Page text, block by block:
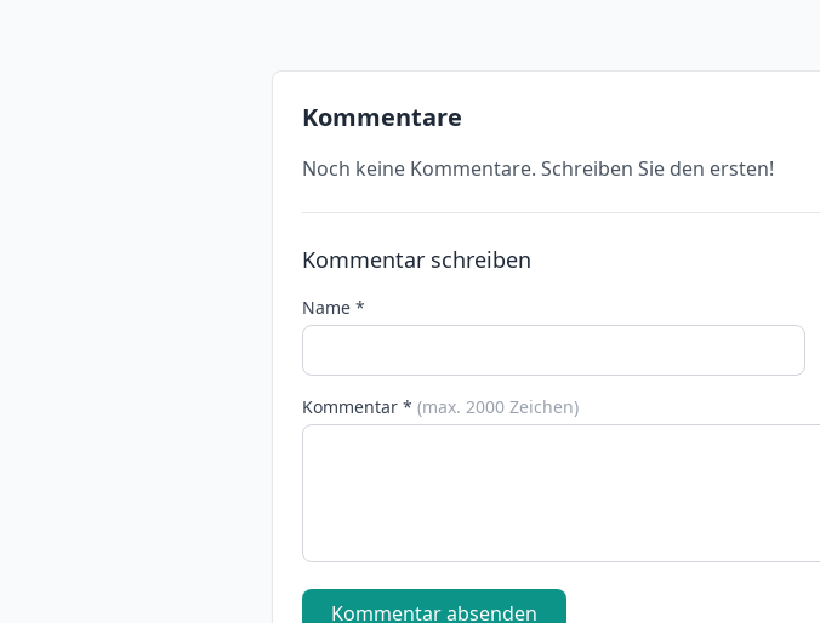
Kommentare
Noch keine Kommentare. Schreiben Sie den ersten!
Kommentar schreiben
Name *
Kommentar * (max. 2000 Zeichen)
Kommentar absenden